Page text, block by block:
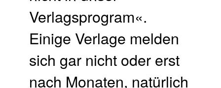
Verlagsprogram«.
Einige Verlage melden
sich gar nicht oder erst
nach Monaten, natürlich